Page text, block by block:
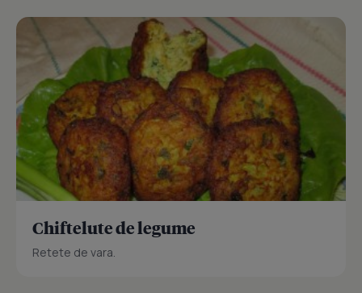
Chiftelute de legume
Retete de vara.